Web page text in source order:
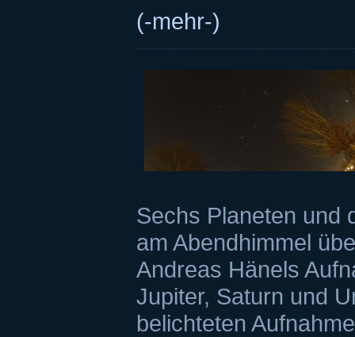
(-mehr-)
Sechs Planeten und
am Abendhimmel
Andreas Hänels
Jupiter, Saturn und
belichteten